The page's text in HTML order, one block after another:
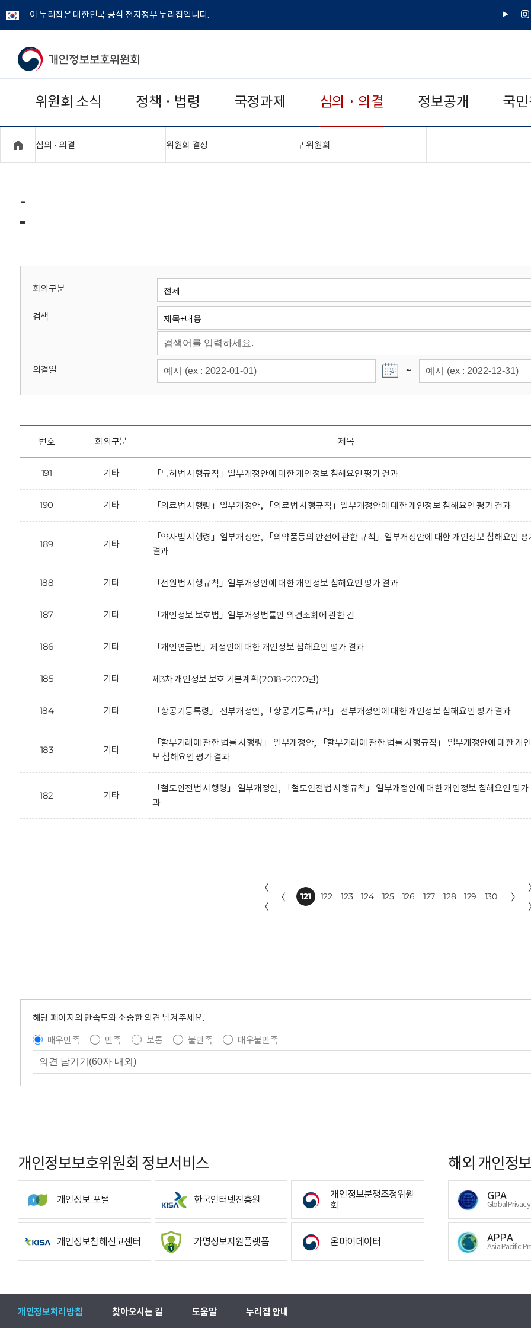
이 누리집은 대한민국 공식 전자정부 누리집입니다.
유
인
개
보
보
위
회
위원회 소식 정책 · 법령 국정과제 심의 · 의결 정보공개 국
심의 · 의결 위원회 결정 구 위원회
-
회의구분
검색
의결일 ~
번호 회의구분 제목
191 기타 「특허법 시행규칙」일부개정안에 대한 개인정보 침해요인 평가 결과
190 기타 「의료법 시행령」일부개정안, 「의료법 시행규칙」일부개정안에 대한 개인정보 침해요인 평가 결과
189 기타
「약사법 시행령」일부개정안, 「의약품등의 안전에 관한 규칙」일부개정안에 대한 개인정보 침해요인 평
결과
188 기타 「선원법 시행규칙」일부개정안에 대한 개인정보 침해요인 평가 결과
187 기타 「개인정보 보호법」일부개정법률안 의견조회에 관한 건
186 기타 「개인연금법」제정안에 대한 개인정보 침해요인 평가 결과
185 기타 제3차 개인정보 보호 기본계획(2018~2020년)
184 기타 「항공기등록령」 전부개정안, 「항공기등록규칙」 전부개정안에 대한 개인정보 침해요인 평가 결과
183 기타
「할부거래에 관한 법률 시행령」 일부개정안, 「할부거래에 관한 법률 시행규칙」 일부개정안에 대한 개
보 침해요인 평가 결과
182 기타
「철도안전법 시행령」 일부개정안, 「철도안전법 시행규칙」 일부개정안에 대한 개인정보 침해요인 평가
과
〈
〈
〈 121 122 123 124 125 126 127 128 129 130 〉
해당 페이지의 만족도와 소중한 의견 남겨주세요.
매우만족
만족 보통 불만족
매우불만족
개인정보보호위원회 정보서비스
개인정보 포털 한국인터넷진흥원
개인정보분쟁조정위원
회
개인정보침해신고센터 가명정보지원플랫폼 온마이데이터
해외 개인정
GPA
Global
APPA
Asia Pacific
개인정보처리방침 찾아오시는 길 도움말 누리집 안내